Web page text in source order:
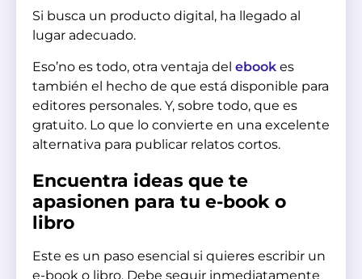
Si busca un producto digital, ha llegado al
lugar adecuado.
Eso’no es todo, otra ventaja del ebook es
también el hecho de que está disponible para
editores personales. Y, sobre todo, que es
gratuito. Lo que lo convierte en una excelente
alternativa para publicar relatos cortos.
Encuentra ideas que te
apasionen para tu e-book o
libro
Este es un paso esencial si quieres escribir un
e-book o libro. Debe seguir inmediatamente